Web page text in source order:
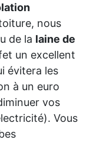
nous
de la laine de
un excellent
évitera les
à un euro
vos
Vous